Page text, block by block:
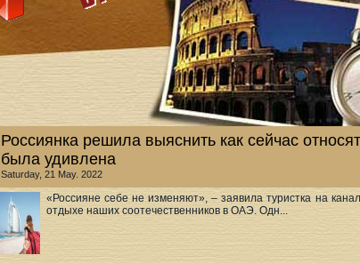
Россиянка решила выяснить как сейчас
была удивлена
Saturday, 21 May. 2022
«Россияне себе не изменяют», – заявила туристка на
отдыхе наших соотечественников в ОАЭ. Одн...